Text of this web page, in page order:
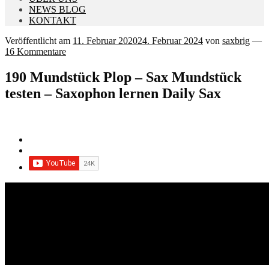
NEWS BLOG
KONTAKT
Veröffentlicht am 11. Februar 202024. Februar 2024 von saxbrig —
16 Kommentare
190 Mundstück Plop – Sax Mundstück
testen – Saxophon lernen Daily Sax